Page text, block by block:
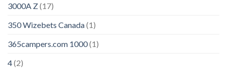
3000A Z(17)
350 Wizebets Canada(1)
365campers.com 1000(1)
4(2)